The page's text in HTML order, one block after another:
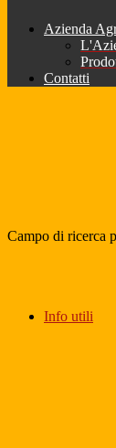
Azienda
Contatti
Campo di ricerca
Info utili